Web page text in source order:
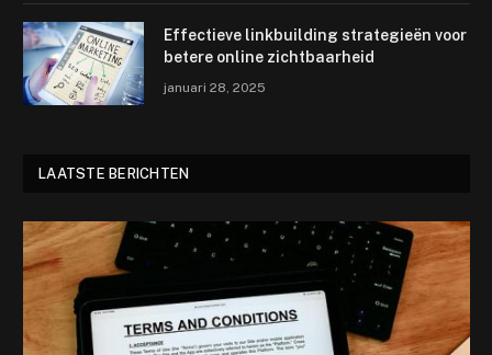
Effectieve linkbuilding strategieën voor
betere online zichtbaarheid
januari 28, 2025
LAATSTE BERICHTEN